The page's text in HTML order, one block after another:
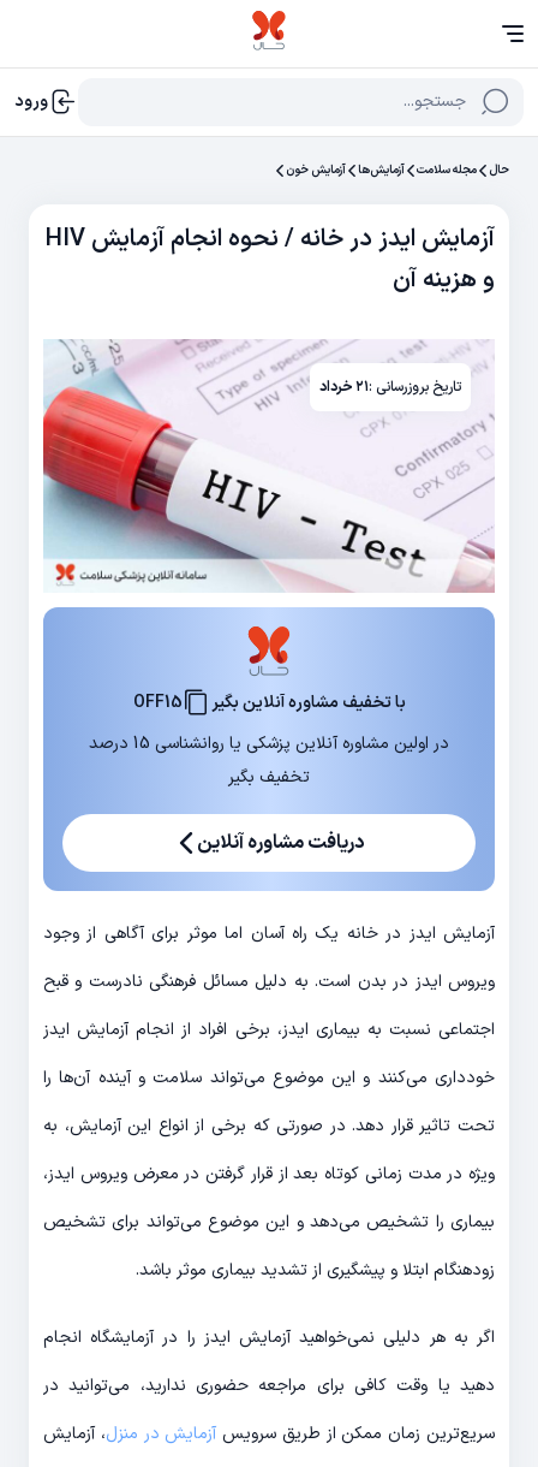
جستجو... ورود
حال مجله سلامت آزمایش‌‌ها آزمایش خون
آزمایش ایدز در خانه / نحوه انجام آزمایش HIV
و هزینه آن
تاریخ بروزرسانی :۲۱ خرداد
با تخفیف مشاوره آنلاین بگیر
OFF15
در اولین مشاوره آنلاین پزشکی یا روانشناسی 15 درصد
تخفیف بگیر
دریافت مشاوره آنلاین
آزمایش ایدز در خانه یک راه آسان اما موثر برای آگاهی از وجود
ویروس ایدز در بدن است. به دلیل مسائل فرهنگی نادرست و قبح
اجتماعی نسبت به بیماری ایدز، برخی افراد از انجام آزمایش ایدز
خودداری می‌کنند و این موضوع می‌تواند سلامت و آینده آن‌ها را
تحت تاثیر قرار دهد. در صورتی که برخی از انواع این آزمایش، به
ویژه در مدت زمانی کوتاه بعد از قرار گرفتن در معرض ویروس ایدز،
بیماری را تشخیص می‌دهد و این موضوع می‌تواند برای تشخیص
زودهنگام ابتلا و پیشگیری از تشدید بیماری موثر باشد.
اگر به هر دلیلی نمی‌خواهید آزمایش ایدز را در آزمایشگاه انجام
دهید یا وقت کافی برای مراجعه حضوری ندارید، می‌توانید در
سریع‌ترین زمان ممکن از طریق سرویس آزمایش در منزل، آزمایش